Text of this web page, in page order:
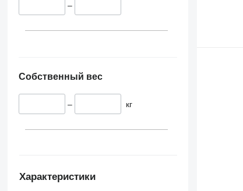
–
Собственный вес
– кг
Характеристики